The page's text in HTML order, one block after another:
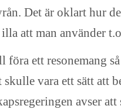
Det är oklart hur
illa att man använder
föra ett resonemang
skulle vara ett sätt att
avser